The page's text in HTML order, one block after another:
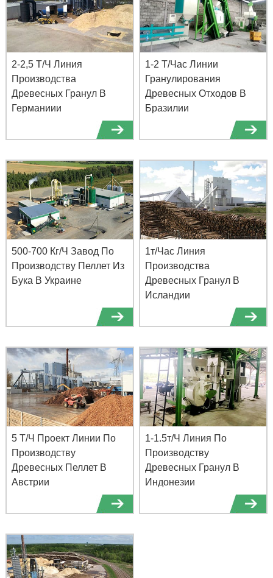
2-2,5 Т/Ч Линия
Производства
Древесных Гранул В
Германиии
1-2 Т/Час Линии
Гранулирования
Древесных Отходов В
Бразилии
500-700 Кг/Ч Завод По
Производству Пеллет Из
Бука В Украине
1т/Час Линия
Производства
Древесных Гранул В
Исландии
5 Т/Ч Проект Линии По
Производству
Древесных Пеллет В
Австрии
1-1.5т/Ч Линия По
Производству
Древесных Гранул В
Индонезии